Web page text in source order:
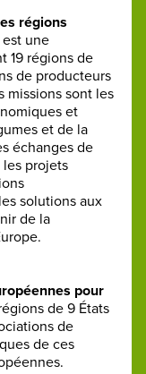
régions
est une
19 régions de
de producteurs
missions sont les
et
et de la
échanges de
les projets
solutions aux
de la
pour
de 9 États
de
de ces